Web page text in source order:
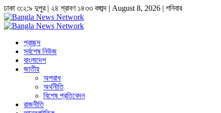
ঢাকা ৩:২:১০ দুপুর |২৪ শ্রাবণ ১৪৩৩ বঙ্গাব্দ | August 8, 2026 |শনিবার
প্রচ্ছদ
সর্বশেষ নিউজ
বাংলাদেশ
জাতীয়
অপরাধ
অর্থনীতি
বিশেষ প্রতিবেদন
রাজনীতি